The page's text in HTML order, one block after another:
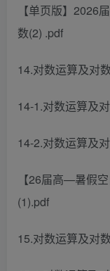
【单页版】2026
数(2) .pdf
14.对数运算及对
14-1.对数运算及
14-2.对数运算及
【26届高—暑假
(1).pdf
15.对数运算及对